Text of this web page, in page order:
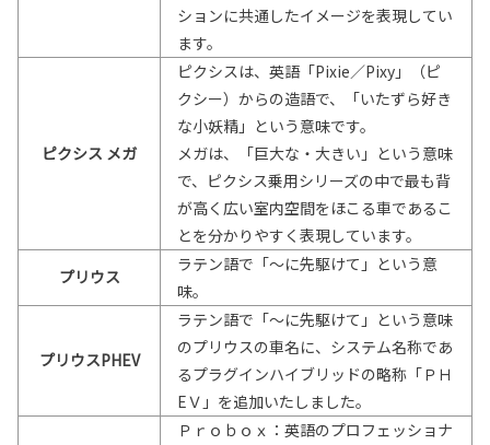
ションに共通したイメージを表現してい
ます。
ピクシス メガ
ピクシスは、英語「Pixie／Pixy」（ピ
クシー）からの造語で、「いたずら好き
な小妖精」という意味です。
メガは、「巨大な・大きい」という意味
で、ピクシス乗用シリーズの中で最も背
が高く広い室内空間をほこる車であるこ
とを分かりやすく表現しています。
プリウス
ラテン語で「～に先駆けて」という意
味。
プリウスPHEV
ラテン語で「～に先駆けて」という意味
のプリウスの車名に、システム名称であ
るプラグインハイブリッドの略称「ＰＨ
EＶ」を追加いたしました。
Ｐｒｏｂｏｘ：英語のプロフェッショナ